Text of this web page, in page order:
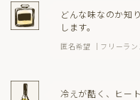
どんな味なのか知
します。
匿名希望 ｜フリーラン
冷えが酷く、ヒー